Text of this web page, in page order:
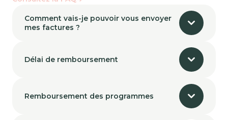
Comment vais-je pouvoir vous envoyer
mes factures ?
Délai de remboursement
Remboursement des programmes